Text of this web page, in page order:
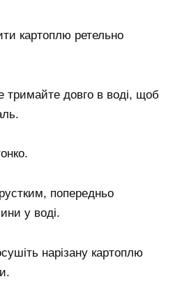
картоплю ретельно
довго в воді, щоб
попередньо
у воді.
нарізану картоплю